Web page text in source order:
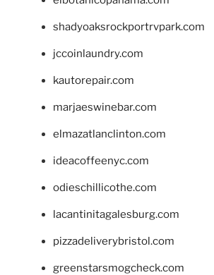
shadyoaksrockportrvpark.com
jccoinlaundry.com
kautorepair.com
marjaeswinebar.com
elmazatlanclinton.com
ideacoffeenyc.com
odieschillicothe.com
lacantinitagalesburg.com
pizzadeliverybristol.com
greenstarsmogcheck.com